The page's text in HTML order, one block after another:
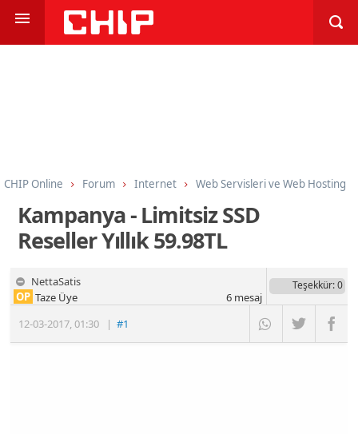
CHIP Online Forum Internet Web Servisleri ve Web Hosting
Kampanya - Limitsiz SSD
Reseller Yıllık 59.98TL
NettaSatis
12-03-2017,01:30 |#1
OP Taze Üye
Teşekkür: 0
6mesaj